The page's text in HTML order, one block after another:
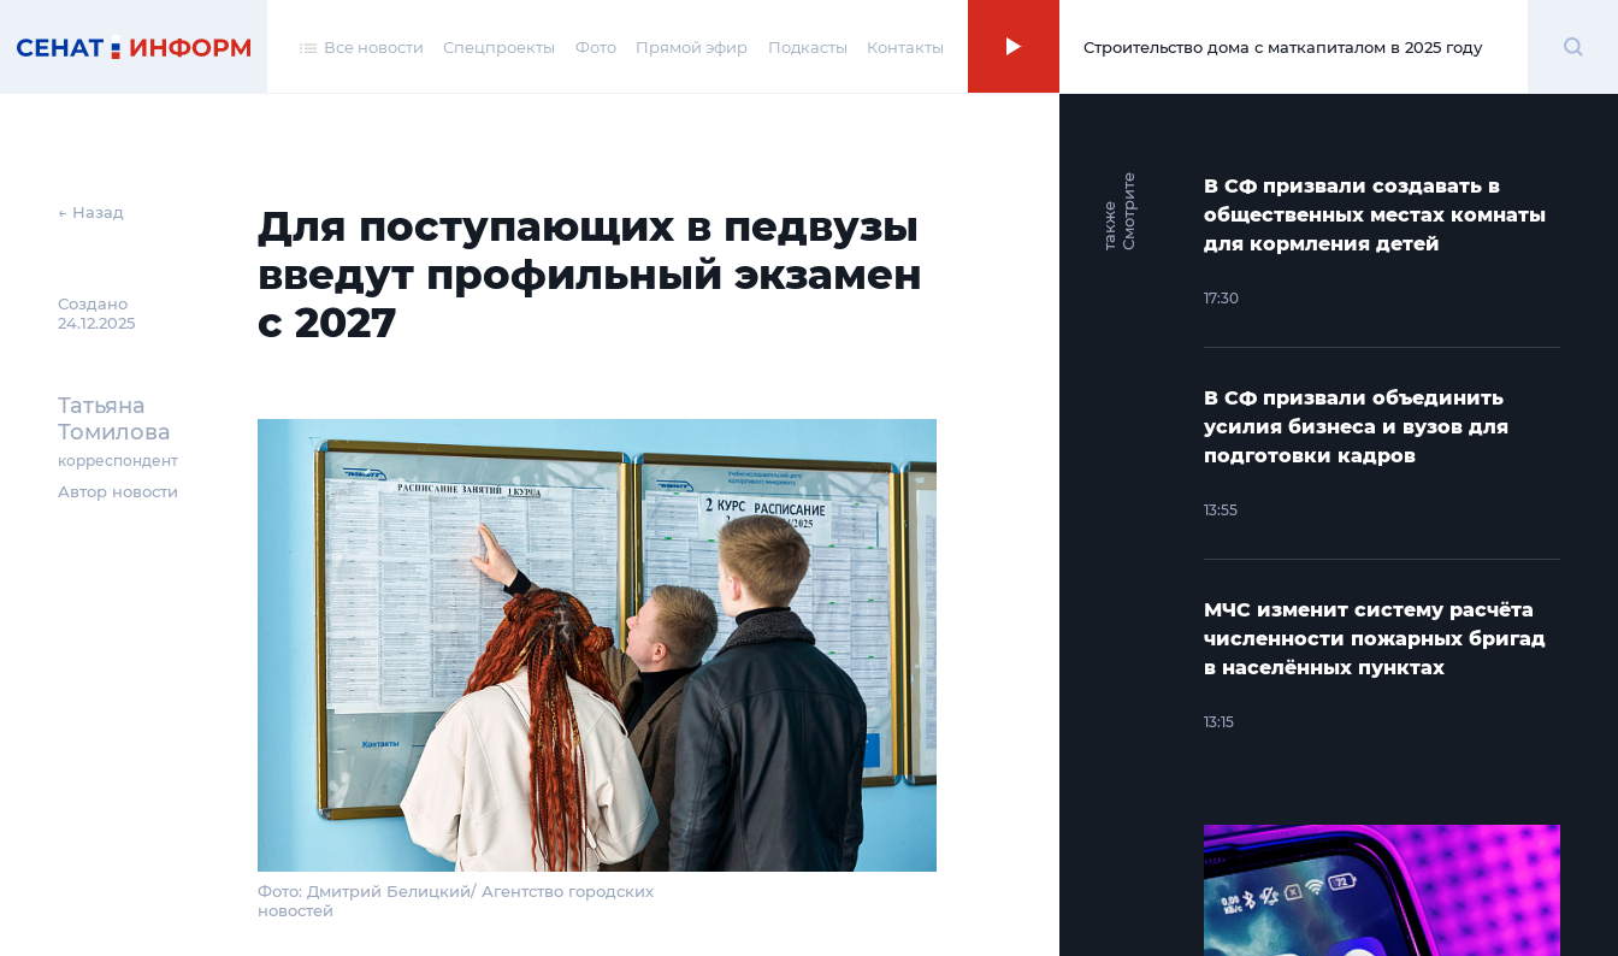
Все новости Спецпроекты Фото Прямой эфир Подкасты Контакты 00:00
Строительство дома с маткапиталом в 2025 году
← Назад
Создано
24.12.2025
Татьяна
Томилова
корреспондент
Автор новости
Для поступающих в педвузы
введут профильный экзамен
с 2027
Фото: Дмитрий Белицкий/ Агентство городских
новостей
С
м
о
т
р и
т
е
т
а
к
ж
е
В СФ призвали создавать в
общественных местах комнаты
для кормления детей
17:30
В СФ призвали объединить
усилия бизнеса и вузов для
подготовки кадров
13:55
МЧС изменит систему расчёта
численности пожарных бригад
в населённых пунктах
13:15